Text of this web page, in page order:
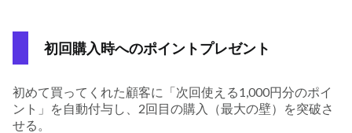
初回購入時へのポイントプレゼント
初めて買ってくれた顧客に「次回使える1,000円分のポイ
ント」を自動付与し、2回目の購入（最大の壁）を突破さ
せる。